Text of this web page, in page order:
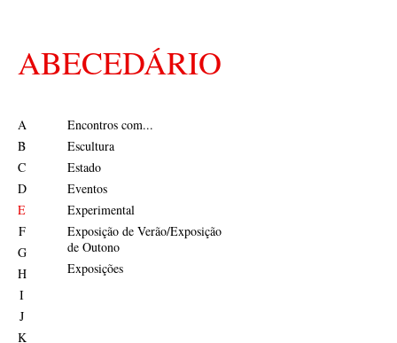
ABECEDÁRIO
A
B
C
D
E
F
G
H
I
J
K
Encontros com...
Escultura
Estado
Eventos
Experimental
Exposição de Verão/Exposição
de Outono
Exposições